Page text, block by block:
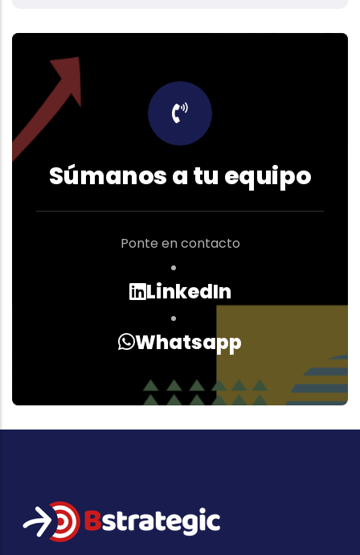
Súmanos a tu equipo
Ponte en contacto
LinkedIn
Whatsapp